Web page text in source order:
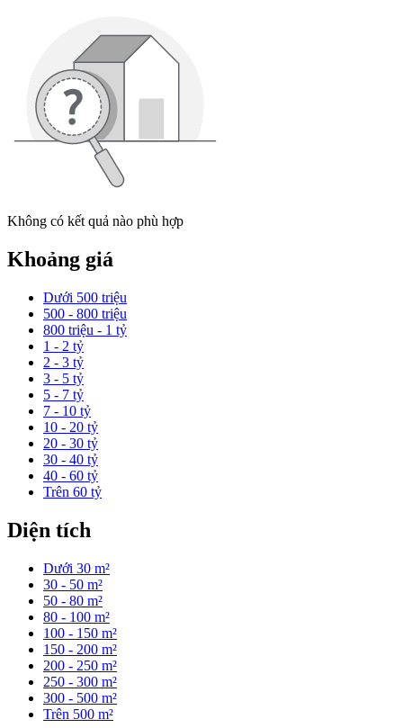
Không có kết quả nào phù hợp
Khoảng giá
Dưới 500 triệu
500 - 800 triệu
800 triệu - 1 tỷ
1 - 2 tỷ
2 - 3 tỷ
3 - 5 tỷ
5 - 7 tỷ
7 - 10 tỷ
10 - 20 tỷ
20 - 30 tỷ
30 - 40 tỷ
40 - 60 tỷ
Trên 60 tỷ
Diện tích
Dưới 30 m²
30 - 50 m²
50 - 80 m²
80 - 100 m²
100 - 150 m²
150 - 200 m²
200 - 250 m²
250 - 300 m²
300 - 500 m²
Trên 500 m²